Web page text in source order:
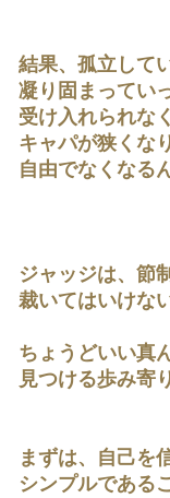
結果、孤立して
凝り固まってい
受け入れられな
キャパが狭くな
自由でなくなる
ジャッジは、節
裁いてはいけな
ちょうどいい真
見つける歩み寄
まずは、自己を
シンプルである